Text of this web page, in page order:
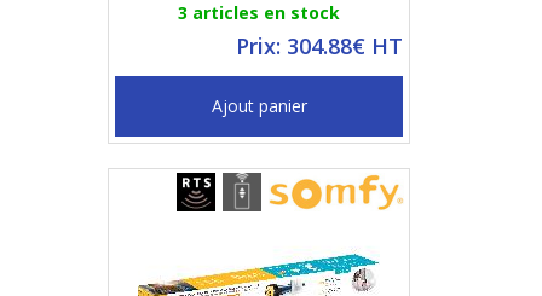
3 articles en stock
Prix: 304.88€ HT
Ajout panier